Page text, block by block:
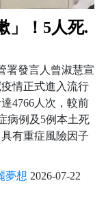
」！5人死.
署發言人曾淑慧宣
情正式進入流行
4766人次，較前
病例及5例本土死
有重症風險因子
夢想 2026-07-22